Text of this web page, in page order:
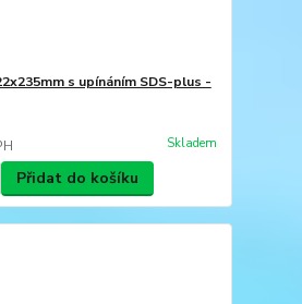
s upínáním SDS-plus -
Skladem
Přidat do košíku